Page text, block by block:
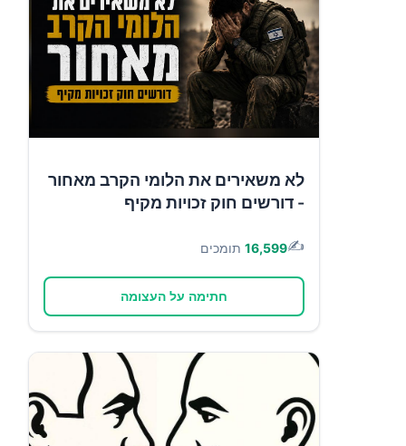
לא משאירים את הלומי הקרב מאחור
- דורשים חוק זכויות מקיף
✍️
16,599 תומכים
חתימה על העצומה